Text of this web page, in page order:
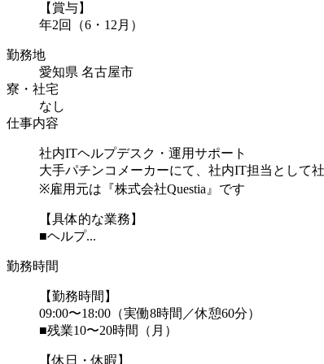
【賞与】
年2回（6・12月）
勤務地
愛知県 名古屋市
寮・社宅
なし
仕事内容
社内ITヘルプデスク・運用サポート
大手パチンコメーカーにて、社内IT担当として
※雇用元は『株式会社Questia』です
【具体的な業務】
■ヘルプ...
勤務時間
【勤務時間】
09:00〜18:00（実働8時間／休憩60分）
■残業10〜20時間（月）
【休日・休暇】